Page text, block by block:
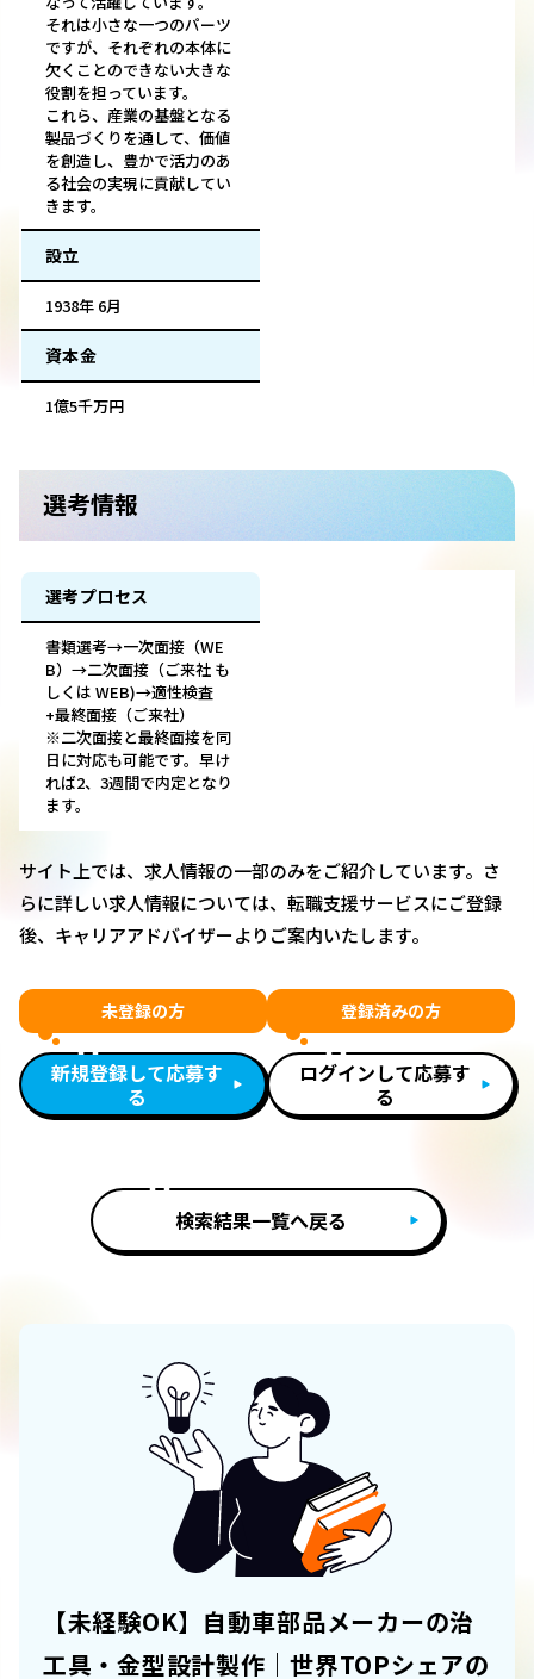
それは小さな一つのパーツ
ですが、それぞれの本体に
欠くことのできない大きな
役割を担っています。
これら、産業の基盤となる
製品づくりを通して、価値
を創造し、豊かで活力のあ
る社会の実現に貢献してい
きます。
設立
1938年 6月
資本金
1億5千万円
選考情報
選考プロセス
書類選考→一次面接（WE
B）→二次面接（ご来社 も
しくは WEB)→適性検査
+最終面接（ご来社）
※二次面接と最終面接を同
日に対応も可能です。早け
れば2、3週間で内定となり
ます。
サイト上では、求人情報の一部のみをご紹介しています。さ
らに詳しい求人情報については、転職支援サービスにご登録
後、キャリアアドバイザーよりご案内いたします。
未登録の方
新規登録して応募す
る
登録済みの方
ログインして応募す
る
検索結果一覧へ戻る
【未経験OK】自動車部品メーカーの治
工具・金型設計製作｜世界TOPシェアの